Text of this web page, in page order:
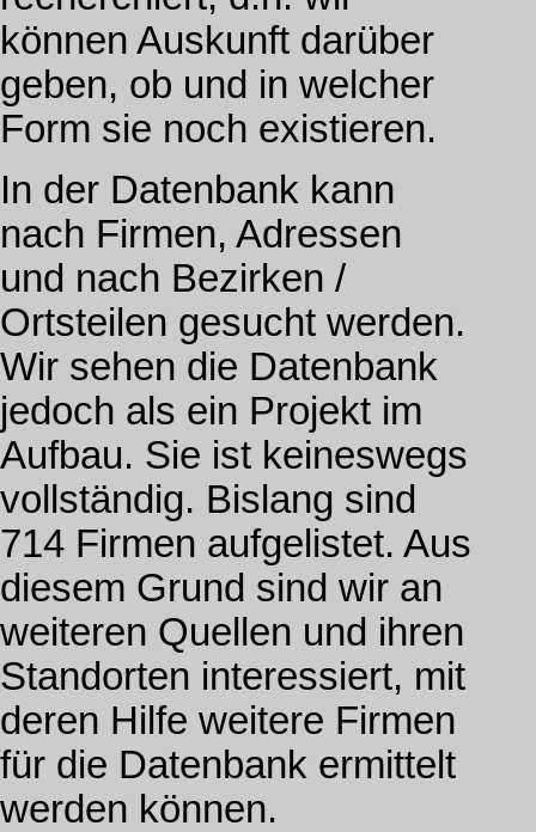
können Auskunft darüber
geben, ob und in welcher
Form sie noch existieren.
In der Datenbank kann
nach Firmen, Adressen
und nach Bezirken /
Ortsteilen gesucht werden.
Wir sehen die Datenbank
jedoch als ein Projekt im
Aufbau. Sie ist keineswegs
vollständig. Bislang sind
714 Firmen aufgelistet. Aus
diesem Grund sind wir an
weiteren Quellen und ihren
Standorten interessiert, mit
deren Hilfe weitere Firmen
für die Datenbank ermittelt
werden können.